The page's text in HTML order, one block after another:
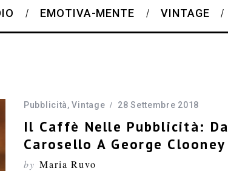
EMOTIVA-MENTE VINTAGE
Pubblicità,Vintage 28 Settembre 2018
Il Caffè Nelle Pubblicità: Da
Carosello A George Clooney
by Maria Ruvo